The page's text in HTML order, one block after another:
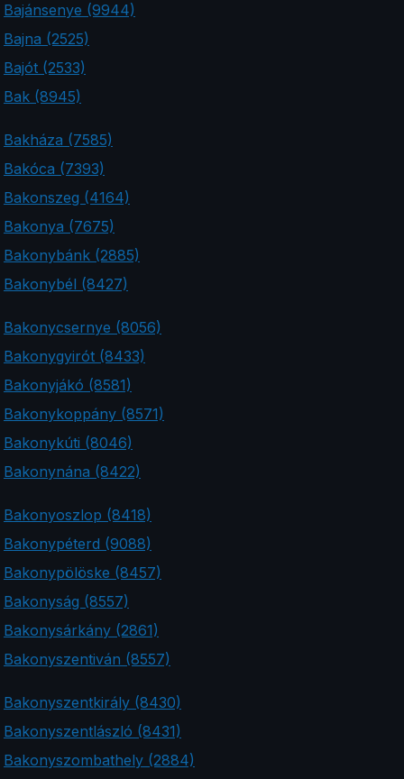
Bajánsenye (9944)
Bajna (2525)
Bajót (2533)
Bak (8945)
Bakháza (7585)
Bakóca (7393)
Bakonszeg (4164)
Bakonya (7675)
Bakonybánk (2885)
Bakonybél (8427)
Bakonycsernye (8056)
Bakonygyirót (8433)
Bakonyjákó (8581)
Bakonykoppány (8571)
Bakonykúti (8046)
Bakonynána (8422)
Bakonyoszlop (8418)
Bakonypéterd (9088)
Bakonypölöske (8457)
Bakonyság (8557)
Bakonysárkány (2861)
Bakonyszentiván (8557)
Bakonyszentkirály (8430)
Bakonyszentlászló (8431)
Bakonyszombathely (2884)